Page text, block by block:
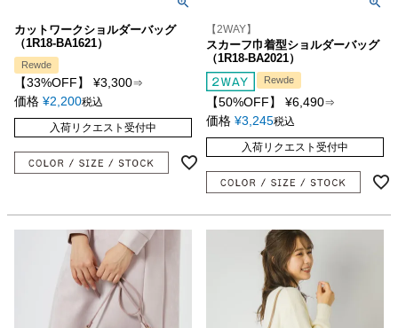
カットワークショルダーバッグ
（1R18-BA1621）
Rewde
【33%OFF】 ¥3,300⇒
価格 ¥2,200税込
入荷リクエスト受付中
【2WAY】
スカーフ巾着型ショルダーバッグ
（1R18-BA2021）
Rewde
【50%OFF】 ¥6,490⇒
価格 ¥3,245税込
入荷リクエスト受付中